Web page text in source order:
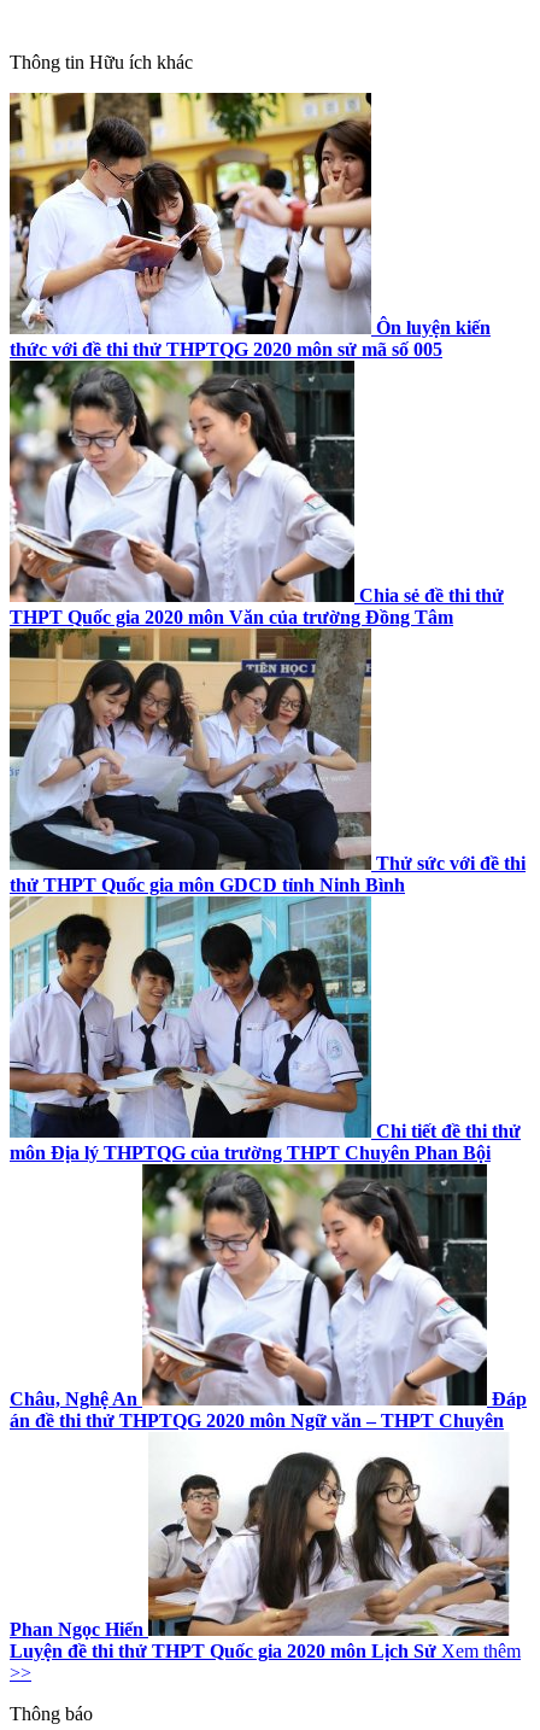
Thông tin Hữu ích khác
Ôn luyện kiến
thức với đề thi thử THPTQG 2020 môn sử mã số 005
Chia sẻ đề thi thử
THPT Quốc gia 2020 môn Văn của trường Đồng Tâm
Thử sức với đề thi
thử THPT Quốc gia môn GDCD tỉnh Ninh Bình
Chi tiết đề thi thử
môn Địa lý THPTQG của trường THPT Chuyên Phan Bội
Châu, Nghệ An
Đáp
án đề thi thử THPTQG 2020 môn Ngữ văn – THPT Chuyên
Phan Ngọc Hiển
Luyện đề thi thử THPT Quốc gia 2020 môn Lịch Sử Xem thêm
>>
Thông báo